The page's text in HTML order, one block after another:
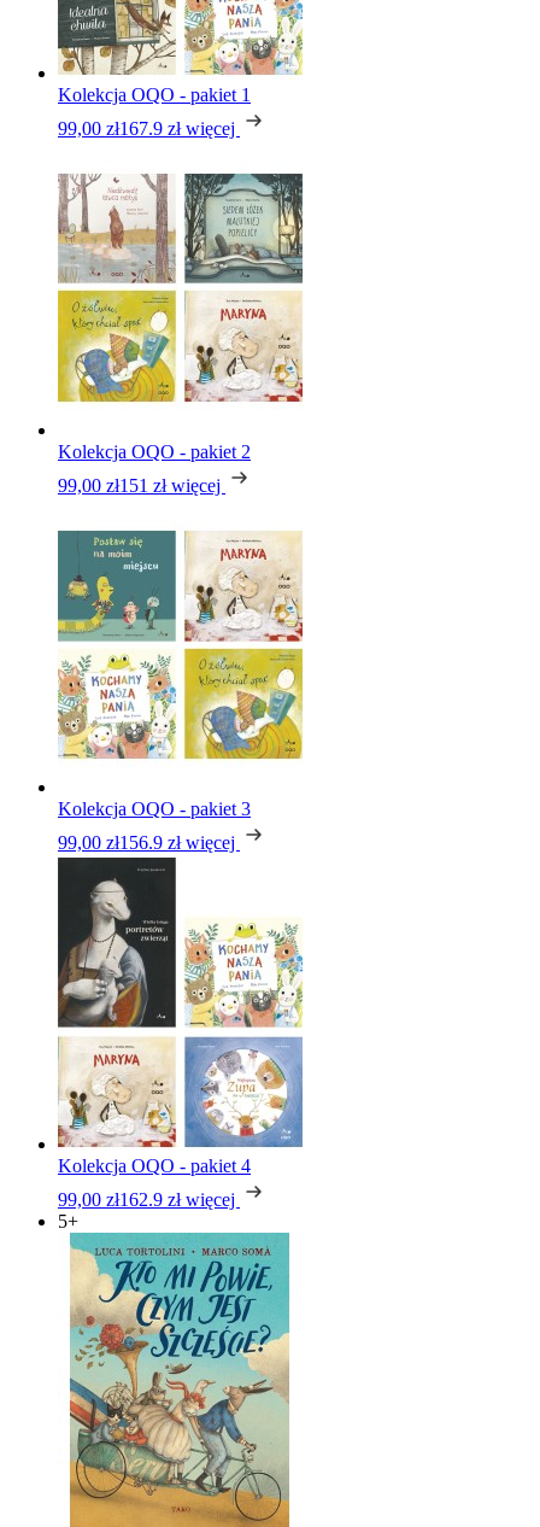
Kolekcja OQO - pakiet 1
99,00 zł167.9 zł więcej
Kolekcja OQO - pakiet 2
99,00 zł151 zł więcej
Kolekcja OQO - pakiet 3
99,00 zł156.9 zł więcej
Kolekcja OQO - pakiet 4
99,00 zł162.9 zł więcej
5+